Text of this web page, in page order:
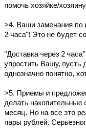
помочь хозяйке/
>4. Ваши замечания по
2 часа"! Это не будет
"Доставка через 2
упростить Вашу,
однозначно понятно,
>5. Приемы и
делать накопительные
месяц. Но на все это
пары рублей.